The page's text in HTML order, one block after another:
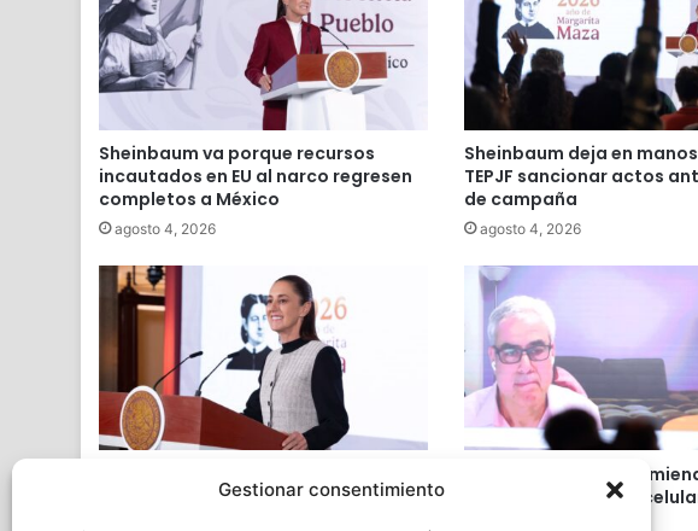
Gestionar consentimiento
Sheinbaum va porque recursos
incautados en EU al narco regresen
completos a México
agosto 4, 2026
Sheinbaum deja en manos
TEPJF sancionar actos
de campaña
agosto 4, 2026
jueves a la CNTE en Palacio Nacional
Jonathan Haidt
Sheinbaum prohibir